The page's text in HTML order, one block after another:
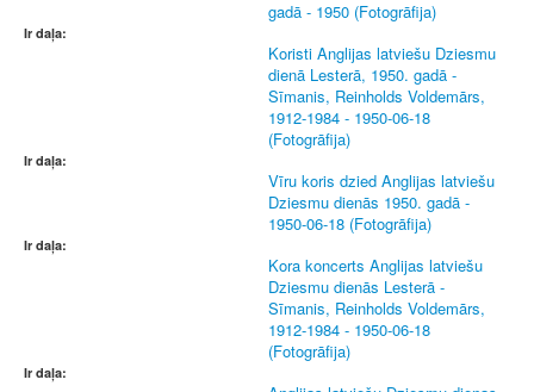
gadā - 1950 (Fotogrāfija)
Ir daļa:
Koristi Anglijas latviešu Dziesmu
dienā Lesterā, 1950. gadā -
Sīmanis, Reinholds Voldemārs,
1912-1984 - 1950-06-18
(Fotogrāfija)
Ir daļa:
Vīru koris dzied Anglijas latviešu
Dziesmu dienās 1950. gadā -
1950-06-18 (Fotogrāfija)
Ir daļa:
Kora koncerts Anglijas latviešu
Dziesmu dienās Lesterā -
Sīmanis, Reinholds Voldemārs,
1912-1984 - 1950-06-18
(Fotogrāfija)
Ir daļa: